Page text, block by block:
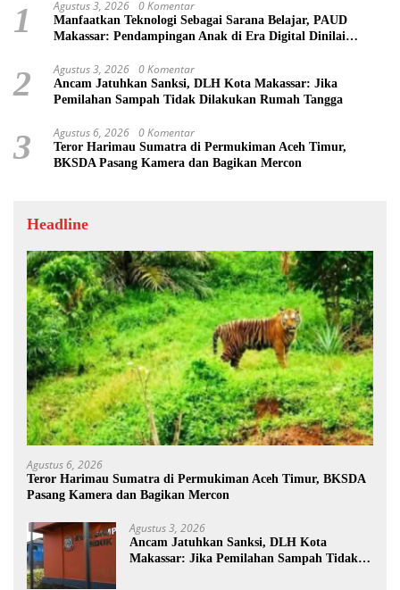
1 Agustus 3, 2026 0 Komentar
Manfaatkan Teknologi Sebagai Sarana Belajar, PAUD
Makassar: Pendampingan Anak di Era Digital Dinilai
2 Agustus 3, 2026 0 Komentar
Ancam Jatuhkan Sanksi, DLH Kota Makassar: Jika
Pemilahan Sampah Tidak Dilakukan Rumah Tangga
3 Agustus 6, 2026 0 Komentar
Teror Harimau Sumatra di Permukiman Aceh Timur,
BKSDA Pasang Kamera dan Bagikan Mercon
Headline
Agustus 6, 2026
Teror Harimau Sumatra di Permukiman Aceh Timur, BKSDA
Pasang Kamera dan Bagikan Mercon
Agustus 3, 2026
Ancam Jatuhkan Sanksi, DLH Kota
Makassar: Jika Pemilahan Sampah Tidak